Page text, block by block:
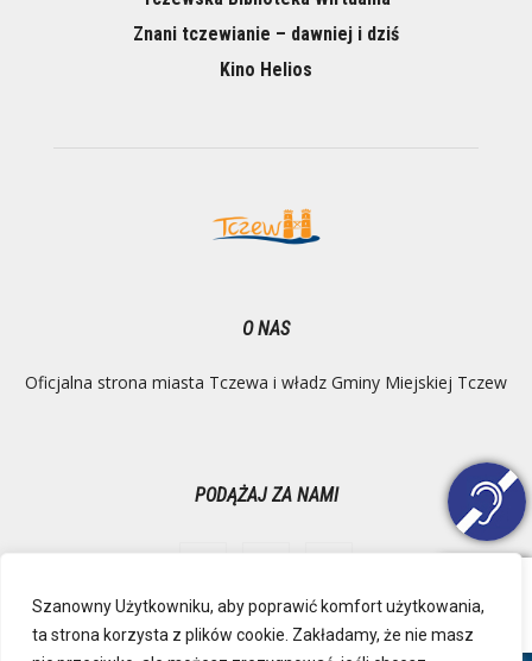
Szanowny Użytkowniku, aby poprawić komfort użytkowania,
ta strona korzysta z plików cookie. Zakładamy, że nie masz
Znani tczewianie – dawniej i dziś
Kino Helios
O NAS
Oficjalna strona miasta Tczewa i władz Gminy Miejskiej Tczew
PODĄŻAJ ZA NAMI
Ochrona danych osobowych Inspektor Danych Osobowych